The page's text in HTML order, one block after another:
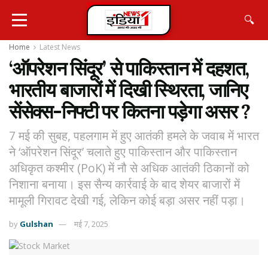
🔍
Home Latest News
‘ऑपरेशन सिंदूर’ से पाकिस्तान में दहशत,
भारतीय बाजारों में दिखी स्थिरता, जानिए
सेंसेक्स-निफ्टी पर कितना पड़ेगा असर ?
7 मई की सुबह, पहलगाम में हुए आतंकी हमले के जवाब में भारत
ने ‘ऑपरेशन सिंदूर’ चलाते हुए पाकिस्तान और पाकिस्तान
अधिकृत कश्मीर (PoK) में नौ से अधिक आतंकी ठिकानों को
निशाना बनाया। इस सैन्य कार्रवाई के बाद शेयर बाजारों में
मामूली गिरावट देखी गई, लेकिन कोई बड़ा असर नहीं पड़ा।
by Gulshan मई 7, 2025